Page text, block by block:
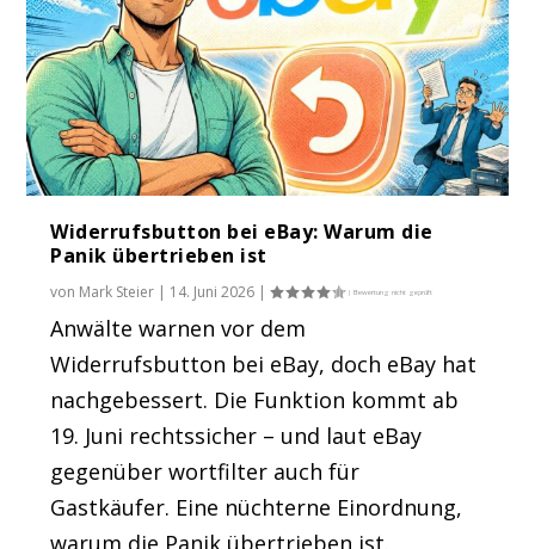
Widerrufsbutton bei eBay: Warum die
Panik übertrieben ist
von Mark Steier | 14. Juni 2026 |
Anwälte warnen vor dem
Widerrufsbutton bei eBay, doch eBay hat
nachgebessert. Die Funktion kommt ab
19. Juni rechtssicher – und laut eBay
gegenüber wortfilter auch für
Gastkäufer. Eine nüchterne Einordnung,
warum die Panik übertrieben ist.